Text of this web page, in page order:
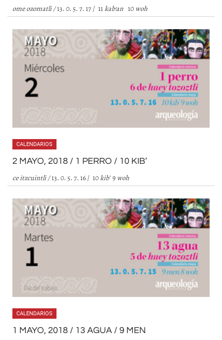
ome ozomatli/13. 0. 5. 7. 17 / 11kab’an 10 woh
CALENDARIOS
2 MAYO, 2018 / 1 PERRO / 10 KIB’
ce itzcuintli/13. 0. 5. 7. 16 / 10kib’9 woh
CALENDARIOS
1 MAYO, 2018 / 13 AGUA / 9 MEN